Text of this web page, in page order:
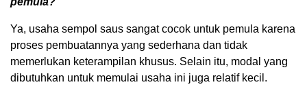
Ya, usaha sempol saus sangat cocok untuk pemula karena
proses pembuatannya yang sederhana dan tidak
memerlukan keterampilan khusus. Selain itu, modal yang
dibutuhkan untuk memulai usaha ini juga relatif kecil.